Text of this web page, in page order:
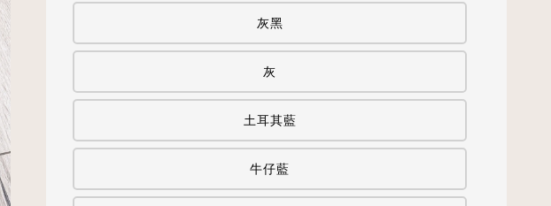
灰黑
灰
土耳其藍
牛仔藍